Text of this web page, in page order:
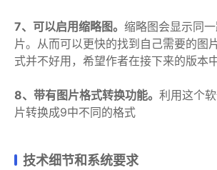
7、可以启用缩略图。 缩略图会显示同
片。从而可以更快的找到自己需要的图
式并不好用，希望作者在接下来的版本
8、带有图片格式转换功能。 利用这个
片转换成9中不同的格式
技术细节和系统要求